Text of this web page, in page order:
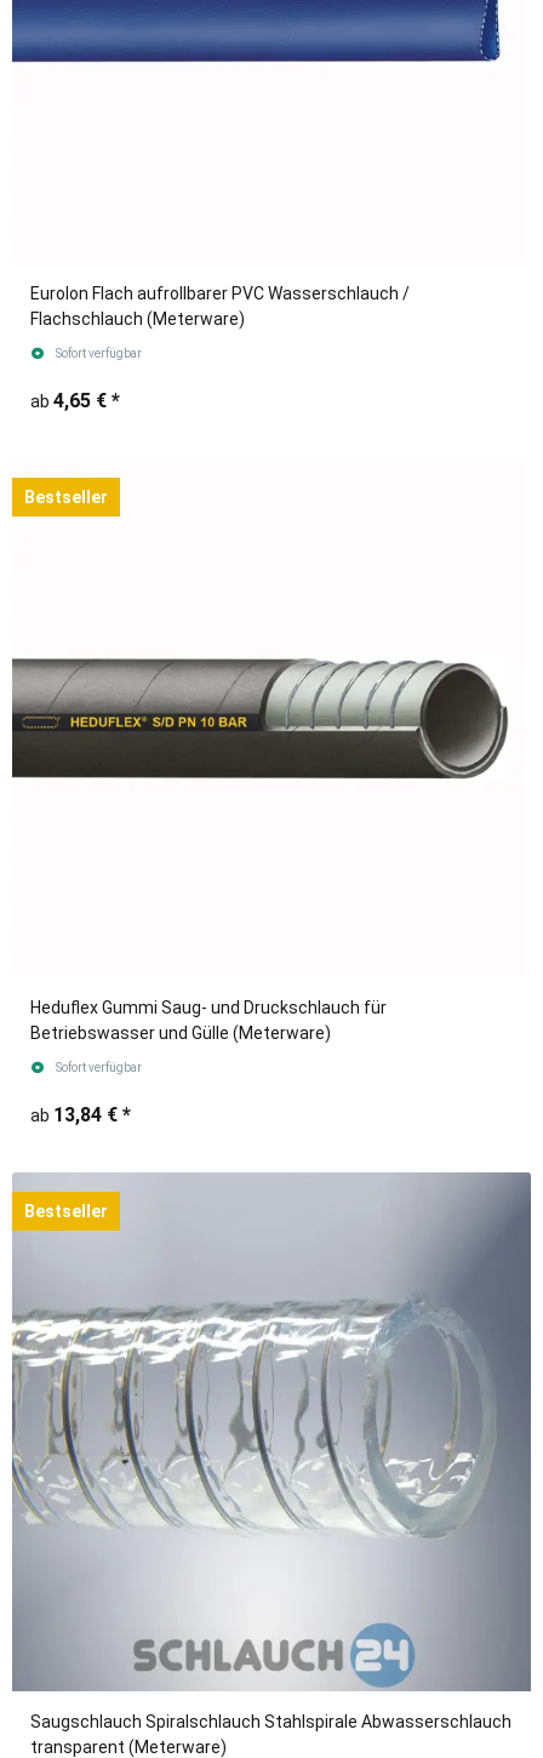
Eurolon Flach aufrollbarer PVC Wasserschlauch /
Flachschlauch (Meterware)
Sofort verfügbar
ab 4,65 € *
Bestseller
Heduflex Gummi Saug- und Druckschlauch für
Betriebswasser und Gülle (Meterware)
Sofort verfügbar
ab 13,84 € *
Bestseller
Saugschlauch Spiralschlauch Stahlspirale Abwasserschlauch
transparent (Meterware)